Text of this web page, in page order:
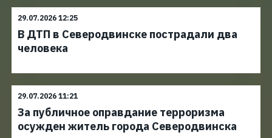
29.07.2026 12:25
В ДТП в Северодвинске пострадали два
человека
29.07.2026 11:21
За публичное оправдание терроризма
осужден житель города Северодвинска